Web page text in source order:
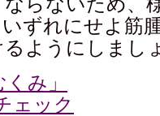
ずれにせよ筋
ようにしまし
み」
ェック